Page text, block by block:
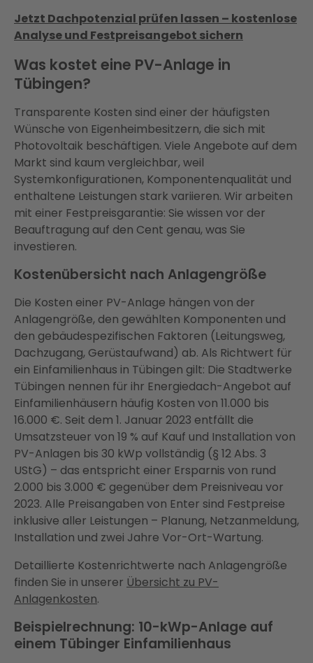
Jetzt Dachpotenzial prüfen lassen – kostenlose
Analyse und Festpreisangebot sichern
Was kostet eine PV-Anlage in
Tübingen?
Transparente Kosten sind einer der häufigsten
Wünsche von Eigenheimbesitzern, die sich mit
Photovoltaik beschäftigen. Viele Angebote auf dem
Markt sind kaum vergleichbar, weil
Systemkonfigurationen, Komponentenqualität und
enthaltene Leistungen stark variieren. Wir arbeiten
mit einer Festpreisgarantie: Sie wissen vor der
Beauftragung auf den Cent genau, was Sie
investieren.
Kostenübersicht nach Anlagengröße
Die Kosten einer PV-Anlage hängen von der
Anlagengröße, den gewählten Komponenten und
den gebäudespezifischen Faktoren (Leitungsweg,
Dachzugang, Gerüstaufwand) ab. Als Richtwert für
ein Einfamilienhaus in Tübingen gilt: Die Stadtwerke
Tübingen nennen für ihr Energiedach-Angebot auf
Einfamilienhäusern häufig Kosten von 11.000 bis
16.000 €. Seit dem 1. Januar 2023 entfällt die
Umsatzsteuer von 19 % auf Kauf und Installation von
PV-Anlagen bis 30 kWp vollständig (§ 12 Abs. 3
UStG) – das entspricht einer Ersparnis von rund
2.000 bis 3.000 € gegenüber dem Preisniveau vor
2023. Alle Preisangaben von Enter sind Festpreise
inklusive aller Leistungen – Planung, Netzanmeldung,
Installation und zwei Jahre Vor-Ort-Wartung.
Detaillierte Kostenrichtwerte nach Anlagengröße
finden Sie in unserer Übersicht zu PV-
Anlagenkosten.
Beispielrechnung: 10-kWp-Anlage auf
einem Tübinger Einfamilienhaus